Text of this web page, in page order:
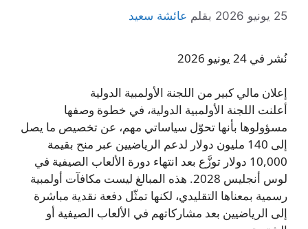
25 يونيو 2026 بقلم عائشة سعيد
نُشر في 24 يونيو 2026
إعلان مالي كبير من اللجنة الأولمبية الدولية
أعلنت اللجنة الأولمبية الدولية، في خطوة وصفها
مسؤولوها بأنها تحوّل سياساتي مهم، عن تخصيص ما يصل
إلى 140 مليون دولار لدعم الرياضيين عبر منح بقيمة
10,000 دولار توزَّع بعد انتهاء دورة الألعاب الصيفية في
لوس أنجليس 2028. هذه المبالغ ليست مكافآت أولمبية
رسمية بمعناها التقليدي، لكنها تمثّل دفعة نقدية مباشرة
إلى الرياضيين بعد مشاركاتهم في الألعاب الصيفية أو